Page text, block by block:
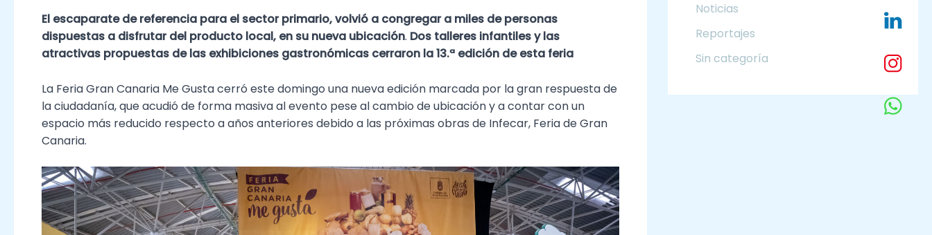
El escaparate de referencia para el sector primario, volvió a congregar a miles de personas
dispuestas a disfrutar del producto local, en su nueva ubicación. Dos talleres infantiles y las
atractivas propuestas de las exhibiciones gastronómicas cerraron la 13.ª edición de esta feria
La Feria Gran Canaria Me Gusta cerró este domingo una nueva edición marcada por la gran respuesta de
la ciudadanía, que acudió de forma masiva al evento pese al cambio de ubicación y a contar con un
espacio más reducido respecto a años anteriores debido a las próximas obras de Infecar, Feria de Gran
Canaria.
Noticias
Reportajes
Sin categoría